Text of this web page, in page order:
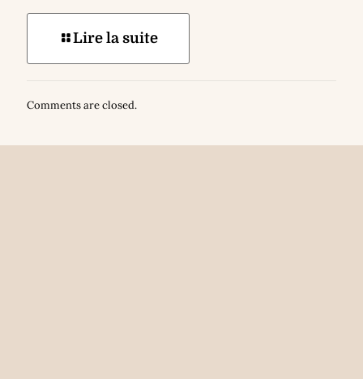
Lire la suite
Comments are closed.